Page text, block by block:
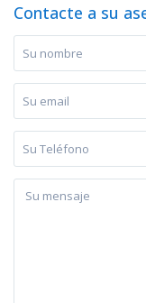
Contacte a su